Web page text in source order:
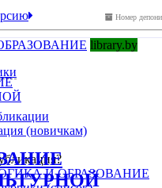
Номер
library.by
(новичкам)
И ОБРАЗОВАНИЕ